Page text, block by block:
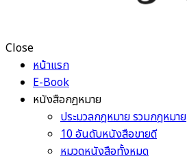
Close
หน้าแรก
E-Book
หนังสือกฎหมาย
ประมวลกฎหมาย รวมกฎหมาย
10 อันดับหนังสือขายดี
หมวดหนังสือทั้งหมด